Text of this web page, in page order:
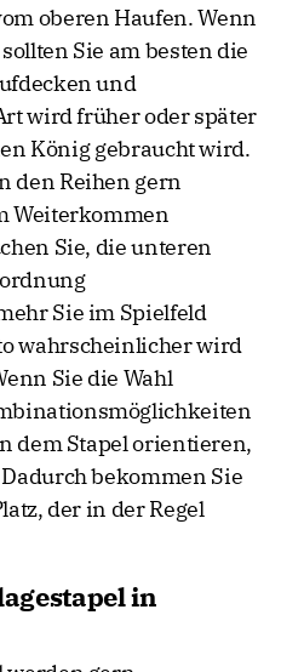
oberen Haufen. Wenn
Sie am besten die
und
wird früher oder später
König gebraucht wird.
den Reihen gern
Weiterkommen
Sie, die unteren
Sie im Spielfeld
wahrscheinlicher wird
Sie die Wahl
dem Stapel orientieren,
bekommen Sie
der in der Regel
in